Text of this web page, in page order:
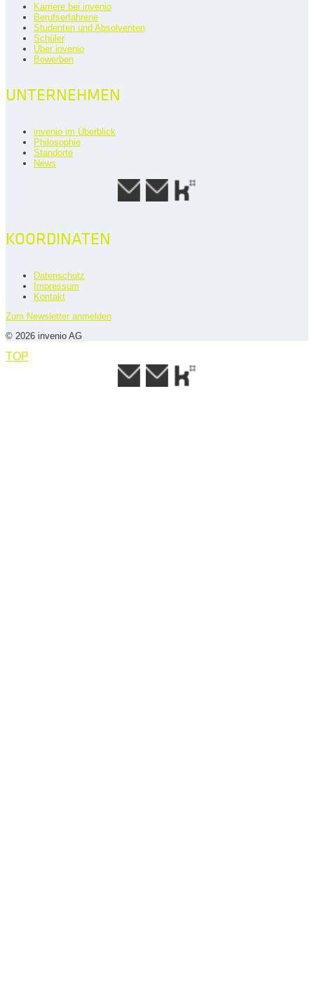
Karriere bei invenio
Berufserfahrene
Studenten und Absolventen
Schüler
Über invenio
Bewerben
UNTERNEHMEN
invenio im Überblick
Philosophie
Standorte
News
KOORDINATEN
Datenschutz
Impressum
Kontakt
Zum Newsletter anmelden
© 2026 invenio AG
TOP